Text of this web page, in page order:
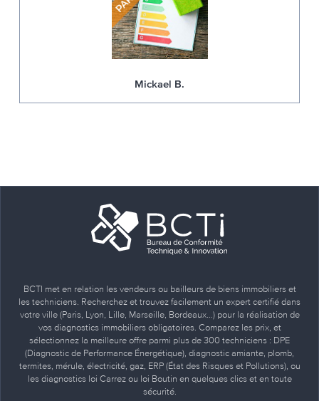
Mickael B.
BCTI met en relation les vendeurs ou bailleurs de biens immobiliers et
les techniciens. Recherchez et trouvez facilement un expert certifié dans
votre ville (Paris, Lyon, Lille, Marseille, Bordeaux…) pour la réalisation de
vos diagnostics immobiliers obligatoires. Comparez les prix, et
sélectionnez la meilleure offre parmi plus de 300 techniciens : DPE
(Diagnostic de Performance Énergétique), diagnostic amiante, plomb,
termites, mérule, électricité, gaz, ERP (État des Risques et Pollutions), ou
les diagnostics loi Carrez ou loi Boutin en quelques clics et en toute
sécurité.